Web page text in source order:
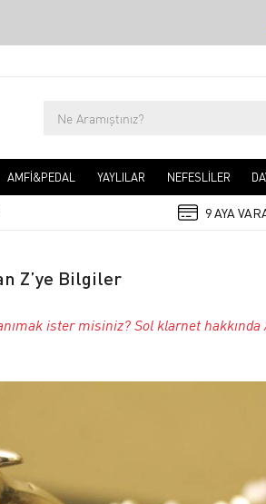
AMFİ&PEDAL YAYLILAR NEFESLİLER
9 AYA
Z’ye Bilgiler
ister misiniz? Sol klarnet